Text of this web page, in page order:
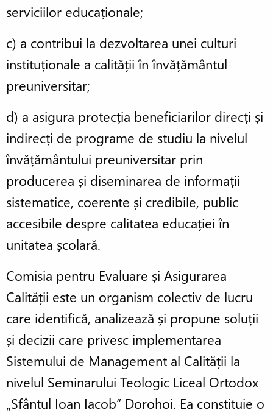
serviciilor educaționale;
c) a contribui la dezvoltarea unei culturi
instituționale a calității în învățământul
preuniversitar;
d) a asigura protecția beneficiarilor direcți și
indirecți de programe de studiu la nivelul
învățământului preuniversitar prin
producerea și diseminarea de informații
sistematice, coerente și credibile, public
accesibile despre calitatea educației în
unitatea școlară.
Comisia pentru Evaluare și Asigurarea
Calității este un organism colectiv de lucru
care identifică, analizează și propune soluții
și decizii care privesc implementarea
Sistemului de Management al Calității la
nivelul Seminarului Teologic Liceal Ortodox
„Sfântul Ioan Iacob” Dorohoi. Ea constituie o